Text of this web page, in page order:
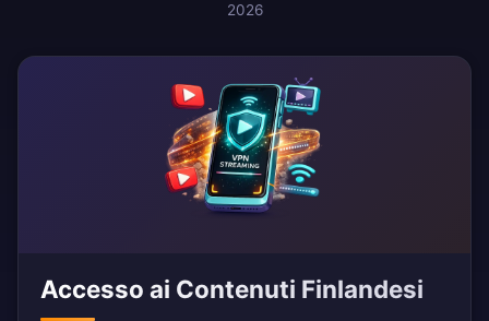
2026
Accesso ai Contenuti Finlandesi